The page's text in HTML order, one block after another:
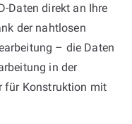
Daten direkt an Ihre
der nahtlosen
– die Daten
in der
für Konstruktion mit